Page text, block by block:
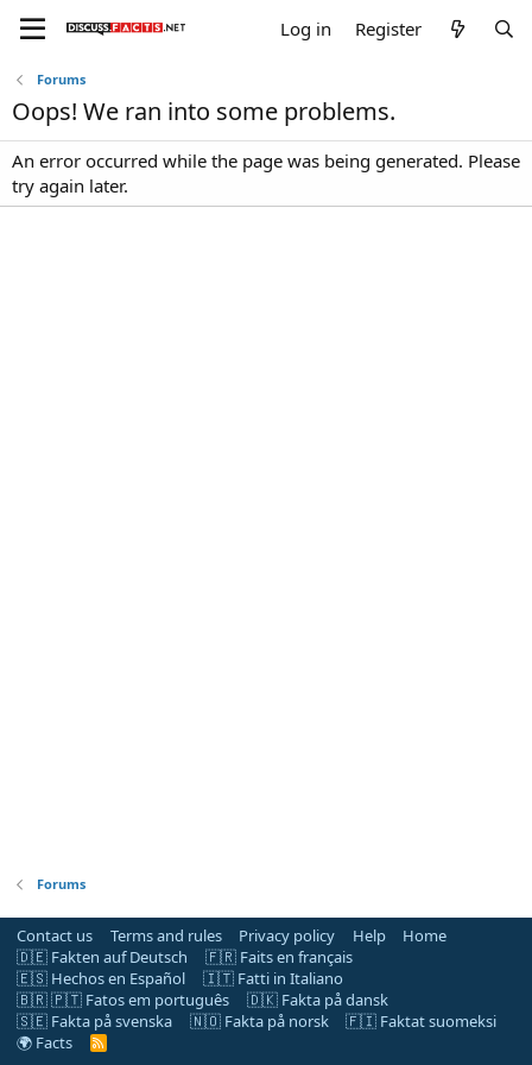
Log in Register
Forums
Oops! We ran into some problems.
An error occurred while the page was being generated. Please
try again later.
Forums
Contact us Terms and rules Privacy policy Help
Home
🇩🇪 Fakten auf Deutsch
🇫🇷 Faits en français
🇪🇸 Hechos en Español
🇮🇹 Fatti in Italiano
🇧🇷 🇵🇹 Fatos em português
🇩🇰 Fakta på dansk
🇸🇪 Fakta på svenska
🇳🇴 Fakta på norsk
🇫🇮 Faktat suomeksi
🌍 Facts
R